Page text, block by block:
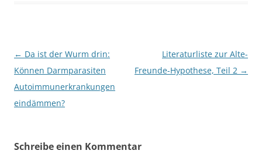
Beitragsnavigation
← Da ist der Wurm drin:
Können Darmparasiten
Autoimmunerkrankungen
eindämmen?
Literaturliste zur Alte-
Freunde-Hypothese, Teil 2 →
Schreibe einen Kommentar